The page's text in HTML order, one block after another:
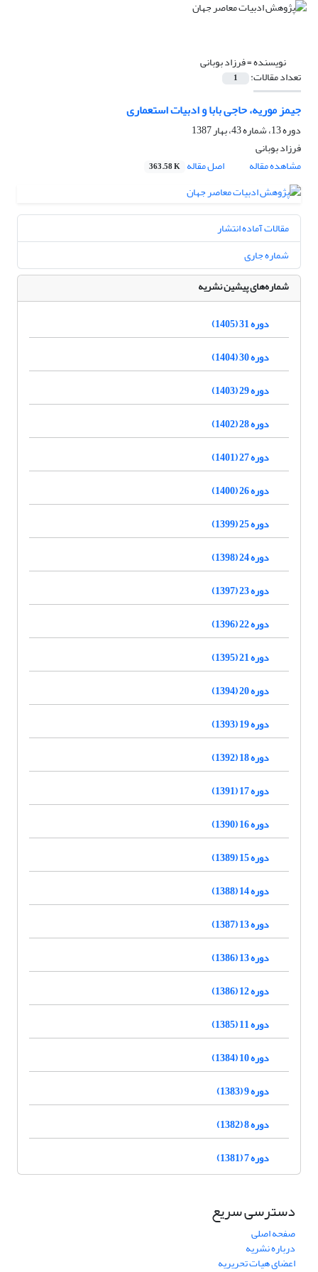
نویسنده =فرزاد بوبانی
تعداد مقالات: 1
جیمز موریه، حاجی بابا و ادبیات استعماری
دوره 13، شماره 43، بهار 1387
فرزاد بوبانی
مشاهده مقاله
اصل مقاله 363.58 K
مقالات آماده انتشار
شماره جاری
شماره‌های پیشین نشریه
دوره 31 (1405)
دوره 30 (1404)
دوره 29 (1403)
دوره 28 (1402)
دوره 27 (1401)
دوره 26 (1400)
دوره 25 (1399)
دوره 24 (1398)
دوره 23 (1397)
دوره 22 (1396)
دوره 21 (1395)
دوره 20 (1394)
دوره 19 (1393)
دوره 18 (1392)
دوره 17 (1391)
دوره 16 (1390)
دوره 15 (1389)
دوره 14 (1388)
دوره 13 (1387)
دوره 13 (1386)
دوره 12 (1386)
دوره 11 (1385)
دوره 10 (1384)
دوره 9 (1383)
دوره 8 (1382)
دوره 7 (1381)
دسترسی سریع
صفحه اصلی
درباره نشریه
اعضای هیات تحریریه